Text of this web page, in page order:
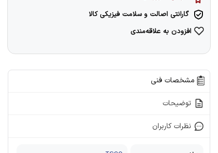
گارانتی اصالت و سلامت فیزیکی کالا
افزودن به علاقه‌مندی
مشخصات فنی
توضیحات
نظرات کاربران